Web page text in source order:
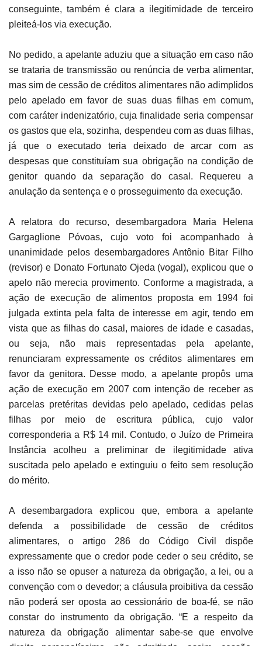
conseguinte, também é clara a ilegitimidade de terceiro
pleiteá-los via execução.
No pedido, a apelante aduziu que a situação em caso não
se trataria de transmissão ou renúncia de verba alimentar,
mas sim de cessão de créditos alimentares não adimplidos
pelo apelado em favor de suas duas filhas em comum,
com caráter indenizatório, cuja finalidade seria compensar
os gastos que ela, sozinha, despendeu com as duas filhas,
já que o executado teria deixado de arcar com as
despesas que constituíam sua obrigação na condição de
genitor quando da separação do casal. Requereu a
anulação da sentença e o prosseguimento da execução.
A relatora do recurso, desembargadora Maria Helena
Gargaglione Póvoas, cujo voto foi acompanhado à
unanimidade pelos desembargadores Antônio Bitar Filho
(revisor) e Donato Fortunato Ojeda (vogal), explicou que o
apelo não merecia provimento. Conforme a magistrada, a
ação de execução de alimentos proposta em 1994 foi
julgada extinta pela falta de interesse em agir, tendo em
vista que as filhas do casal, maiores de idade e casadas,
ou seja, não mais representadas pela apelante,
renunciaram expressamente os créditos alimentares em
favor da genitora. Desse modo, a apelante propôs uma
ação de execução em 2007 com intenção de receber as
parcelas pretéritas devidas pelo apelado, cedidas pelas
filhas por meio de escritura pública, cujo valor
corresponderia a R$ 14 mil. Contudo, o Juízo de Primeira
Instância acolheu a preliminar de ilegitimidade ativa
suscitada pelo apelado e extinguiu o feito sem resolução
do mérito.
A desembargadora explicou que, embora a apelante
defenda a possibilidade de cessão de créditos
alimentares, o artigo 286 do Código Civil dispõe
expressamente que o credor pode ceder o seu crédito, se
a isso não se opuser a natureza da obrigação, a lei, ou a
convenção com o devedor; a cláusula proibitiva da cessão
não poderá ser oposta ao cessionário de boa-fé, se não
constar do instrumento da obrigação. “E a respeito da
natureza da obrigação alimentar sabe-se que envolve